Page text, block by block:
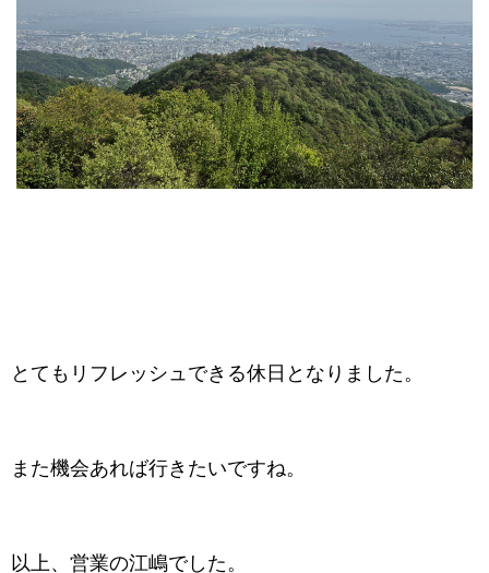
とてもリフレッシュできる休日となりました。
また機会あれば行きたいですね。
以上、営業の江嶋でした。